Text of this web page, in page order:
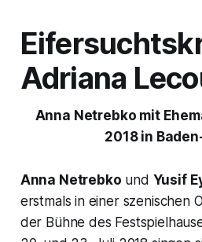
Adriana
Anna Netrebko mit
2018 in
Anna Netrebko und Yusif
erstmals in einer szenischen
der Bühne des